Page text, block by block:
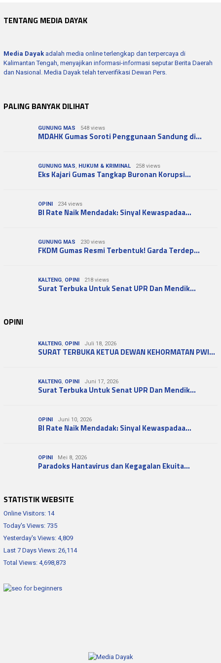
TENTANG MEDIA DAYAK
Media Dayak adalah media online terlengkap dan terpercaya di
Kalimantan Tengah, menyajikan informasi-informasi seputar Berita Daerah
dan Nasional. Media Dayak telah terverifikasi Dewan Pers.
PALING BANYAK DILIHAT
GUNUNG MAS 548 views
MDAHK Gumas Soroti Penggunaan Sandung di…
GUNUNG MAS, HUKUM & KRIMINAL 258 views
Eks Kajari Gumas Tangkap Buronan Korupsi…
OPINI 234 views
BI Rate Naik Mendadak: Sinyal Kewaspadaa…
GUNUNG MAS 230 views
FKDM Gumas Resmi Terbentuk! Garda Terdep…
KALTENG, OPINI 218 views
Surat Terbuka Untuk Senat UPR Dan Mendik…
OPINI
KALTENG, OPINI Juli 18, 2026
SURAT TERBUKA KETUA DEWAN KEHORMATAN PWI…
KALTENG, OPINI Juni 17, 2026
Surat Terbuka Untuk Senat UPR Dan Mendik…
OPINI Juni 10, 2026
BI Rate Naik Mendadak: Sinyal Kewaspadaa…
OPINI Mei 8, 2026
Paradoks Hantavirus dan Kegagalan Ekuita…
STATISTIK WEBSITE
Online Visitors: 14
Today's Views: 735
Yesterday's Views: 4,809
Last 7 Days Views: 26,114
Total Views: 4,698,873